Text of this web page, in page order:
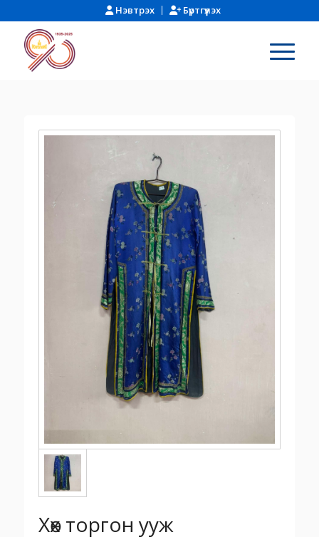
Нэвтрэх Бүртгүүлэх
Хөх торгон ууж